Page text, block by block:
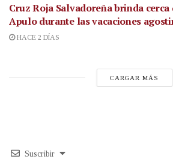
Cruz Roja Salvadoreña brinda cerca
Apulo durante las vacaciones
HACE 2 DÍAS
CARGAR MÁS
Suscribir